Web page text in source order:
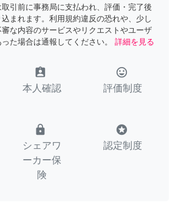
引前に事務局に支払われ、評価・完了後
込まれます。利用規約違反の恐れや、少し
審な内容のサービスやリクエストやユーザ
た場合は通報してください。
詳細を見る
assignment_ind
本人確認
tag_faces
評価制度
lock
シェアワ
ーカー保
険
stars
認定制度